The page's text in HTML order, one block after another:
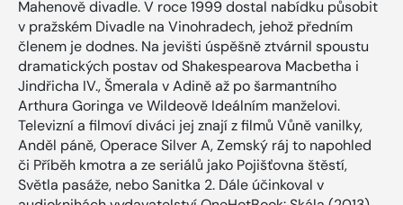
Mahenově divadle. V roce 1999 dostal nabídku působit
v pražském Divadle na Vinohradech, jehož předním
členem je dodnes. Na jevišti úspěšně ztvárnil spoustu
dramatických postav od Shakespearova Macbetha i
Jindřicha IV., Šmerala v Adině až po šarmantního
Arthura Goringa ve Wildeově Ideálním manželovi.
Televizní a filmoví diváci jej znají z filmů Vůně vanilky,
Anděl páně, Operace Silver A, Zemský ráj to napohled
či Příběh kmotra a ze seriálů jako Pojišťovna štěstí,
Světla pasáže, nebo Sanitka 2. Dále účinkoval v